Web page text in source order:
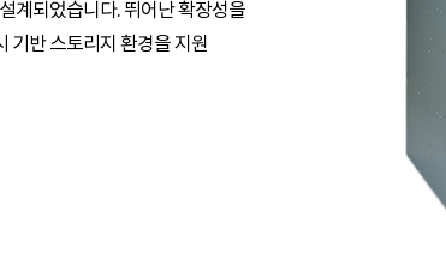
계되었습니다. 뛰어난 확장성을
기반 스토리지 환경을 지원